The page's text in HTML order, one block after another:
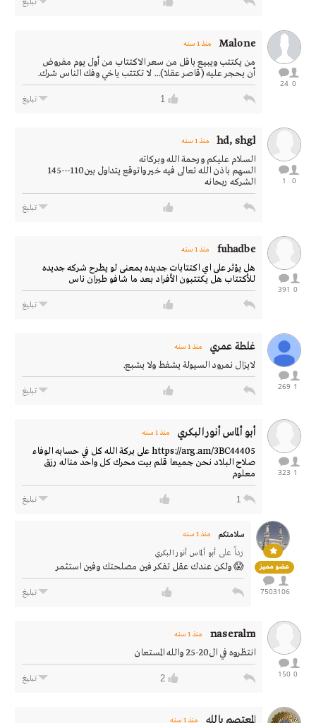
0
24
Malone منذ 1 سنه
من يكتتب ويبيع باقل من سعر الاكتتاب من أول يوم مفروض
أن يحجر عليه (قاصر عقلا)... لا تكتتب ياخي وفك الناس شرك.
1 تبليغ
0
1
hd, shgl منذ 1 سنه
السلام عليكم ورحمة الله وبركاته
السهم باذن الله تعالى فيه خير واتوقع يتداول بين110---145
الشركه ربحانه
تبليغ
0
391
fuhadbe منذ 1 سنه
هل يؤثر على اي اكتتابات جديده بمعنى لو يطرح شركه جديده
للأكتتاب هل يكتتبون الأفراد بعد ما شافو طيران ناس
تبليغ
1
269
غلطة عمري منذ 1 سنه
لايزال نمرود السيولة يشفط ولا يشبع.
تبليغ
1
323
أبو ألماس أنور البكري منذ 1 سنه
https://arg.am/3BC44405 على بركة الله كل في حسابه الوفاء
صلاح البلاد نحن جميعا قلم بيت محرك كل واحد مناله رزق
معلوم
1 تبليغ
عضو مميز
106
7503
سلامتكم منذ 1 سنه
رداً على أبو ألماس أنور البكري
😱 ولكن عندك عقل تفكر فين مصلحتك وفين استثمر
تبليغ
0
150
naseralm منذ 1 سنه
انتظروه في ال20-25 والله المستعان
2 تبليغ
المعتصم بالله منذ 1 سنه